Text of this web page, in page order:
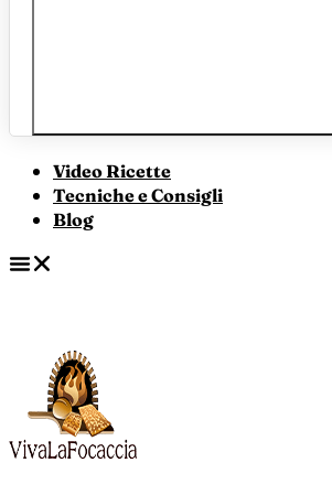
Video Ricette
Tecniche e Consigli
Blog